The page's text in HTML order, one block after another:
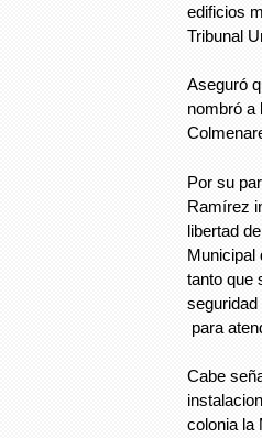
edificios
Tribunal
Aseguró
nombró a
Por su
Ramírez
libertad
Municipal
tanto que
para
Cabe
colonia la